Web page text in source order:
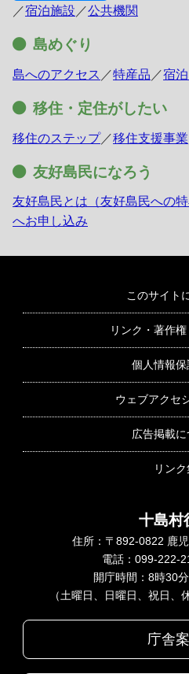
／宿泊施設 ／公共機関
島めぐり
島へのアクセス ／特産品 ／宿
移住・定住がしたい
移住のステップ／移住支援事業
友好島民になろう
友好島民とは（友好島民への特
へお申し込み
このサイト
リンク・著作
個人情報
ウェブアクセ
広告掲載に
リン
十島村
住所：〒892-0822 鹿
電話：099-222-
開庁時間：8時30
（土曜日、日曜日、祝日、
庁舎